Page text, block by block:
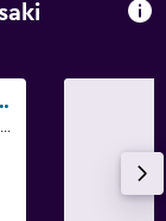
Ekimae